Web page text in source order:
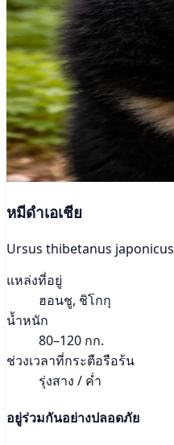
หมีดำเอเชีย
Ursus thibetanus japonicus
แหล่งที่อยู่
ฮอนชู, ชิโกกุ
น้ำหนัก
80–120 กก.
ช่วงเวลาที่กระตือรือร้น
รุ่งสาง / ค่ำ
อยู่ร่วมกันอย่างปลอดภัย